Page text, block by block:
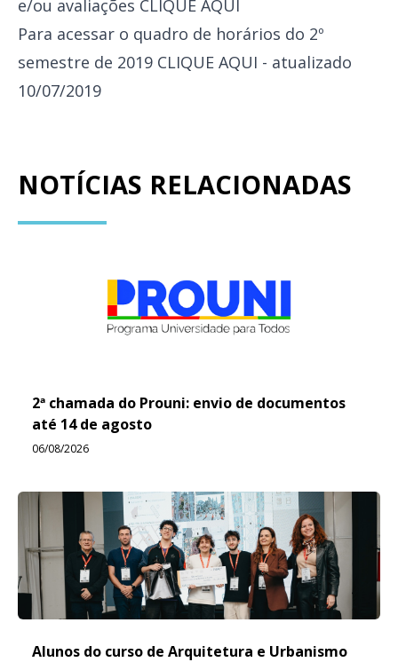
e/ou avaliações CLIQUE AQUI
Para acessar o quadro de horários do 2º
semestre de 2019 CLIQUE AQUI - atualizado
10/07/2019
NOTÍCIAS RELACIONADAS
2ª chamada do Prouni: envio de documentos
até 14 de agosto
06/08/2026
Alunos do curso de Arquitetura e Urbanismo